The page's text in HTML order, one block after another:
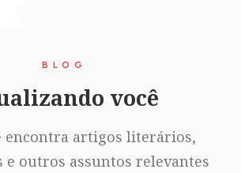
BLOG
você
encontra artigos literários,
e outros assuntos relevantes